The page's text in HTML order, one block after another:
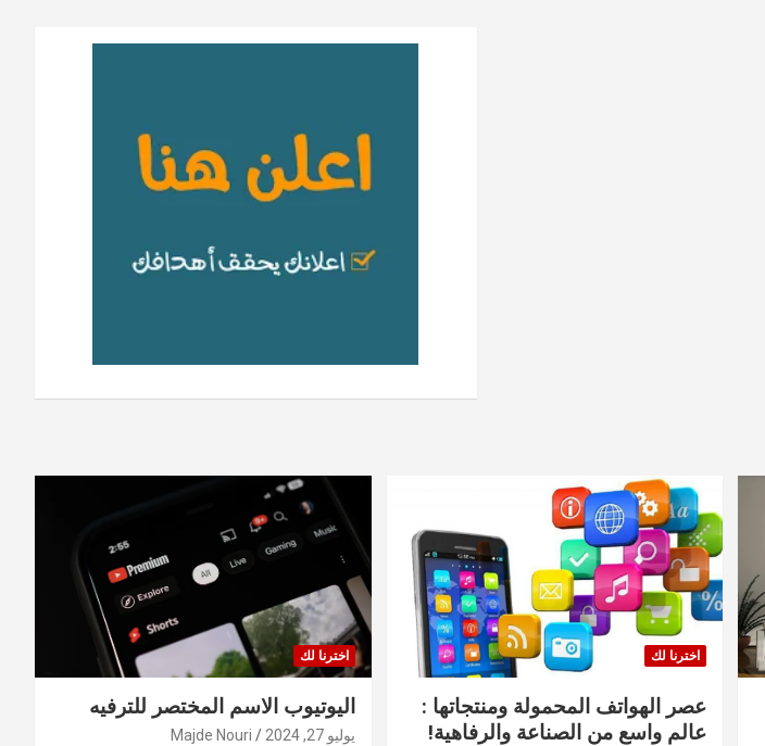
اخترنا لك
عصر الهواتف المحمولة ومنتجاتها :
عالم واسع من الصناعة والرفاهية!
اخترنا لك
اليوتيوب الاسم المختصر للترفيه
يوليو 27, 2024 Majde Nouri